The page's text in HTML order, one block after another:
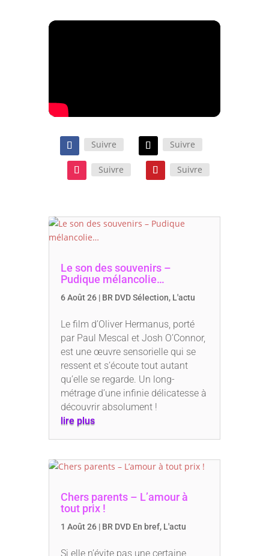
Suivre Suivre
Suivre Suivre
Le son des souvenirs –
Pudique mélancolie…
6 Août 26| BR DVD Sélection, L'actu
Le film d’Oliver Hermanus, porté
par Paul Mescal et Josh O’Connor,
est une œuvre sensorielle qui se
ressent et s’écoute tout autant
qu’elle se regarde. Un long-
métrage d’une infinie délicatesse à
découvrir absolument !
lire plus
Chers parents – L’amour à
tout prix !
1 Août 26| BR DVD En bref, L'actu
Si elle n’évite pas une certaine